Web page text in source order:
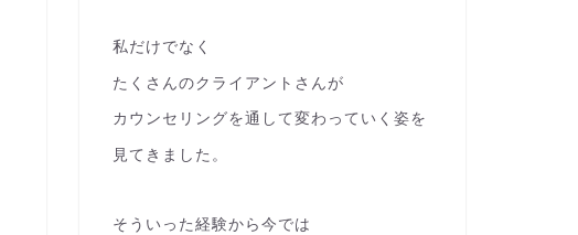
私だけでなく
たくさんのクライアントさんが
カウンセリングを通して変わっていく姿を
見てきました。
そういった経験から今では